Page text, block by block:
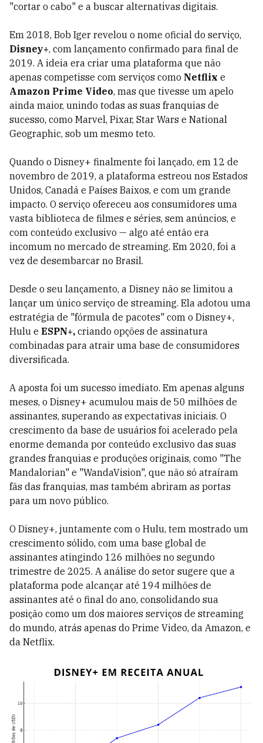
"cortar o cabo" e a buscar alternativas digitais.
Em 2018, Bob Iger revelou o nome oficial do serviço,
Disney+, com lançamento confirmado para final de
2019. A ideia era criar uma plataforma que não
apenas competisse com serviços como Netflix e
Amazon Prime Video, mas que tivesse um apelo
ainda maior, unindo todas as suas franquias de
sucesso, como Marvel, Pixar, Star Wars e National
Geographic, sob um mesmo teto.
Quando o Disney+ finalmente foi lançado, em 12 de
novembro de 2019, a plataforma estreou nos Estados
Unidos, Canadá e Países Baixos, e com um grande
impacto. O serviço ofereceu aos consumidores uma
vasta biblioteca de filmes e séries, sem anúncios, e
com conteúdo exclusivo — algo até então era
incomum no mercado de streaming. Em 2020, foi a
vez de desembarcar no Brasil.
Desde o seu lançamento, a Disney não se limitou a
lançar um único serviço de streaming. Ela adotou uma
estratégia de "fórmula de pacotes" com o Disney+,
Hulu e ESPN+, criando opções de assinatura
combinadas para atrair uma base de consumidores
diversificada.
A aposta foi um sucesso imediato. Em apenas alguns
meses, o Disney+ acumulou mais de 50 milhões de
assinantes, superando as expectativas iniciais. O
crescimento da base de usuários foi acelerado pela
enorme demanda por conteúdo exclusivo das suas
grandes franquias e produções originais, como "The
Mandalorian" e "WandaVision", que não só atraíram
fãs das franquias, mas também abriram as portas
para um novo público.
O Disney+, juntamente com o Hulu, tem mostrado um
crescimento sólido, com uma base global de
assinantes atingindo 126 milhões no segundo
trimestre de 2025. A análise do setor sugere que a
plataforma pode alcançar até 194 milhões de
assinantes até o final do ano, consolidando sua
posição como um dos maiores serviços de streaming
do mundo, atrás apenas do Prime Video, da Amazon, e
da Netflix.